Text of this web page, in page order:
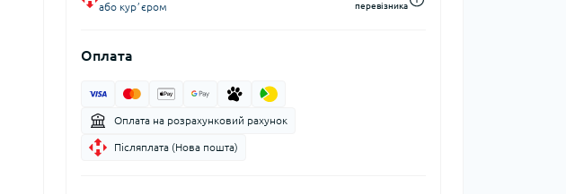
або курʼєром
перевізника
Оплата
Оплата на розрахунковий рахунок
Післяплата (Нова пошта)